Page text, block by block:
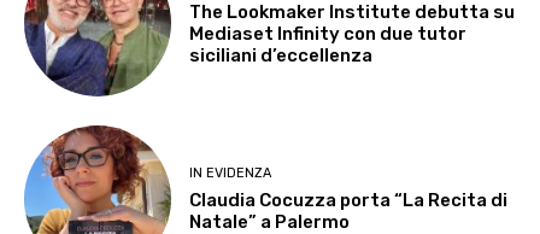
The Lookmaker Institute debutta su
Mediaset Infinity con due tutor
siciliani d’eccellenza
IN EVIDENZA
Claudia Cocuzza porta “La Recita di
Natale” a Palermo